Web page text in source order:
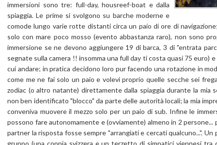
immersioni sono tre: full-day, housreef-boat e dalla
spiaggia. Le prime si svolgono su barche moderne e
comode lungo varie rotte distanti circa un paio di ore di
solo con mare poco mosso (evento abbastanza raro), non sono
immersione se ne devono aggiungere 19 di barca, 3 di "entrata
segnate sulla camera !! insomma una full day ti costa quasi 75
cui andare; in pratica decidono loro pur facendo una rotazione in
come me ne fai solo un paio e volevi proprio quelle secche sei
zodiac (o altro natante) direttamente dalla spiaggia durante la
non ben identificato "blocco" da parte delle autorità locali; la mia
conveniva muovere il mezzo solo per un paio di sub. Infine le
possono fare autonomamente e (ovviamente) almeno in 2
partner la risposta fosse sempre "arrangiati e cercati qualcuno...".
gruppo (una coppia svizzera e un terzetto di simpatici viennesi